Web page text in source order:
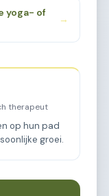
yoga- of
→
therapeut
op hun pad
groei.